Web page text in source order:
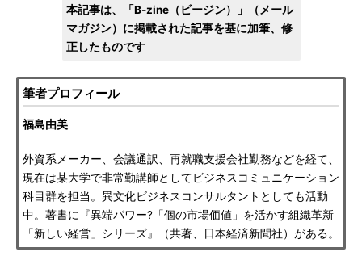
本記事は、「B-zine（ビージン）」（メール
マガジン）に掲載された記事を基に加筆、修
正したものです
筆者プロフィール
福島由美
外資系メーカー、会議通訳、再就職支援会社勤務などを経て、
現在は某大学で非常勤講師としてビジネスコミュニケーション
科目群を担当。異文化ビジネスコンサルタントとしても活動
中。著書に『異端パワー?「個の市場価値」を活かす組織革新
「新しい経営」シリーズ』（共著、日本経済新聞社）がある。